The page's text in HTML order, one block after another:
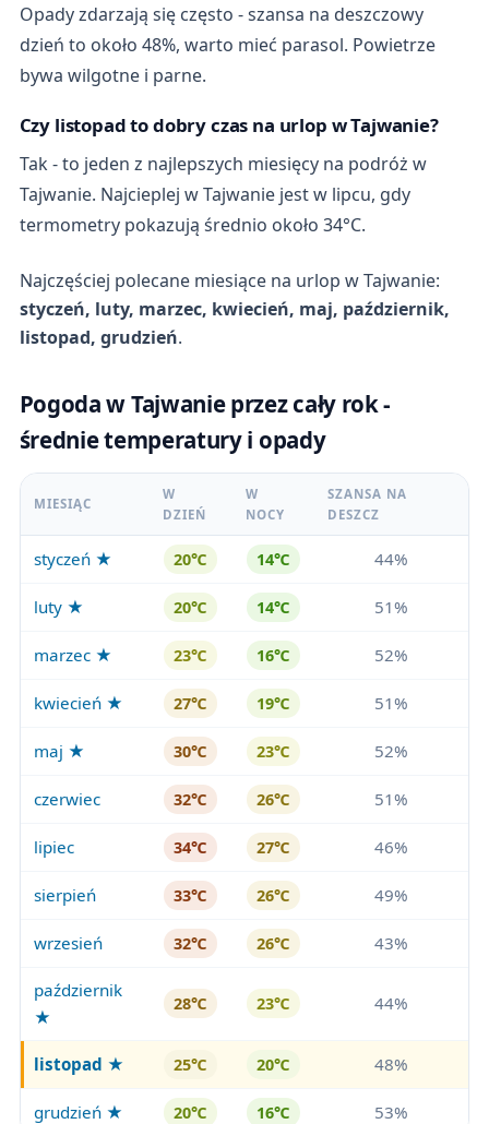
Opady zdarzają się często - szansa na deszczowy
dzień to około 48%, warto mieć parasol. Powietrze
bywa wilgotne i parne.
Czy listopad to dobry czas na urlop w Tajwanie?
Tak - to jeden z najlepszych miesięcy na podróż w
Tajwanie. Najcieplej w Tajwanie jest w lipcu, gdy
termometry pokazują średnio około 34°C.
Najczęściej polecane miesiące na urlop w Tajwanie:
styczeń, luty, marzec, kwiecień, maj, październik,
listopad, grudzień.
Pogoda w Tajwanie przez cały rok -
średnie temperatury i opady
MIESIĄC
W
DZIEŃ
W
NOCY
SZANSA NA
DESZCZ
styczeń ★ 20℃ 14℃ 44%
luty ★ 20℃ 14℃ 51%
marzec ★ 23℃ 16℃ 52%
kwiecień ★ 27℃ 19℃ 51%
maj ★ 30℃ 23℃ 52%
czerwiec 32℃ 26℃ 51%
lipiec 34℃ 27℃ 46%
sierpień 33℃ 26℃ 49%
wrzesień 32℃ 26℃ 43%
październik
★
28℃ 23℃ 44%
listopad ★ 25℃ 20℃ 48%
grudzień ★ 20℃ 16℃ 53%